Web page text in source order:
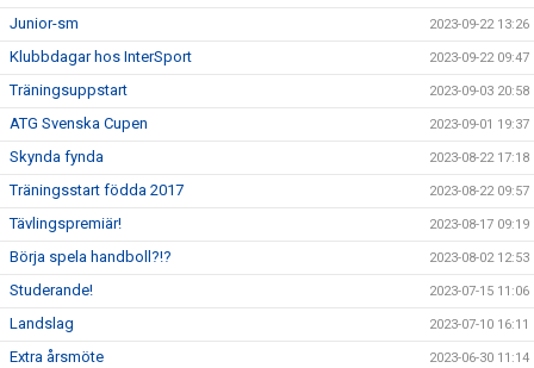
Junior-sm 2023-09-22 13:26
Klubbdagar hos InterSport 2023-09-22 09:47
Träningsuppstart 2023-09-03 20:58
ATG Svenska Cupen 2023-09-01 19:37
Skynda fynda 2023-08-22 17:18
Träningsstart födda 2017 2023-08-22 09:57
Tävlingspremiär! 2023-08-17 09:19
Börja spela handboll?!? 2023-08-02 12:53
Studerande! 2023-07-15 11:06
Landslag 2023-07-10 16:11
Extra årsmöte 2023-06-30 11:14